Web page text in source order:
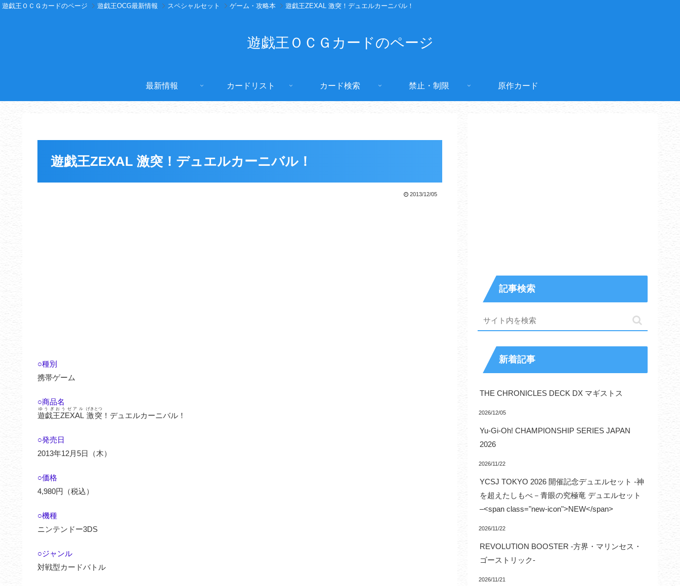
遊戯王ＯＣＧカードのページ 遊戯王OCG最新情報 スペシャルセット ゲーム・攻略本 遊戯王ZEXAL 激突！デュエルカーニバル！
遊戯王ＯＣＧカードのページ
最新情報 カードリスト カード検索 禁止・制限 原作カード
遊戯王ZEXAL 激突！デュエルカーニバル！
2013/12/05
○種別
携帯ゲーム
○商品名
遊戯王ZEXAL
ゆうぎおうゼアル
激突
げきとつ
！デュエルカーニバル！
○発売日
2013年12月5日（木）
○価格
4,980円（税込）
○機種
ニンテンドー3DS
○ジャンル
対戦型カードバトル
記事検索
新着記事
THE CHRONICLES DECK DX マギストス
2026/12/05
Yu-Gi-Oh! CHAMPIONSHIP SERIES JAPAN
2026
2026/11/22
YCSJ TOKYO 2026 開催記念デュエルセット -神
を超えたしもべ－青眼の究極竜 デュエルセット
–<span class="new-icon">NEW</span>
2026/11/22
REVOLUTION BOOSTER -方界・マリンセス・
ゴーストリック-
2026/11/21